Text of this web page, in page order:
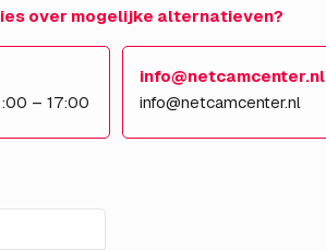
over mogelijke alternatieven?
– 17:00
info@netcamcenter.nl
info@netcamcenter.nl